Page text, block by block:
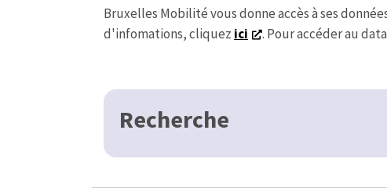
Bruxelles Mobilité vous donne accès à ses
d'infomations, cliquez ici . Pour accéder au
Recherche